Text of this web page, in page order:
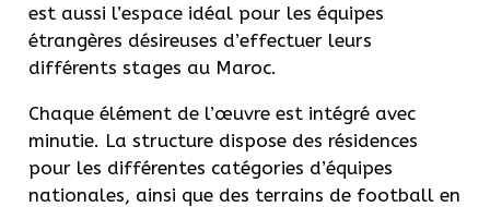
est aussi l’espace idéal pour les équipes
étrangères désireuses d’effectuer leurs
différents stages au Maroc.
Chaque élément de l’œuvre est intégré avec
minutie. La structure dispose des résidences
pour les différentes catégories d’équipes
nationales, ainsi que des terrains de football en